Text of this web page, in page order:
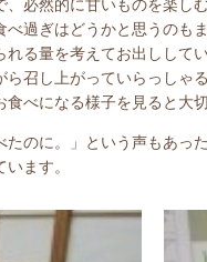
、必然的に甘いものを楽し
べ過ぎはどうかと思うのも
れる量を考えてお出しして
召し上がっていらっしゃ
べになる様子を見ると大
のに。」という声もあっ
ます。